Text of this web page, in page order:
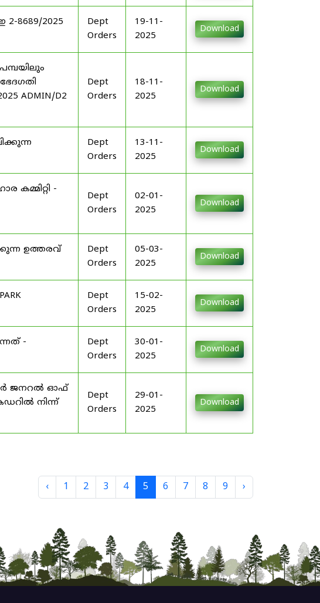
8689/2025
Dept
Orders
19-11-
2025
Download
ADMIN/D2
Dept
Orders
18-11-
2025
Download
Dept
Orders
13-11-
2025
Download
-
Dept
Orders
02-01-
2025
Download
ഉത്തരവ്
Dept
Orders
05-03-
2025
Download
Dept
Orders
15-02-
2025
Download
-
Dept
Orders
30-01-
2025
Download
ജനറൽ ഓഫ്
നിന്ന്
Dept
Orders
29-01-
2025
Download
‹ 1 2 3 4 5 6 7 8 9 ›